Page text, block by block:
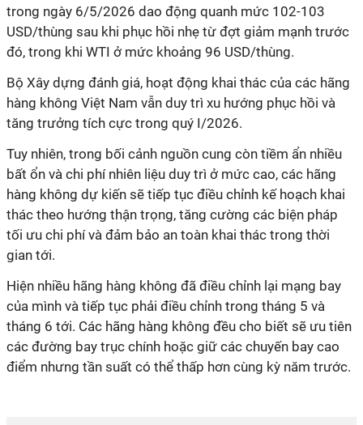
trong ngày 6/5/2026 dao động quanh mức 102-103
USD/thùng sau khi phục hồi nhẹ từ đợt giảm mạnh trước
đó, trong khi WTI ở mức khoảng 96 USD/thùng.
Bộ Xây dựng đánh giá, hoạt động khai thác của các hãng
hàng không Việt Nam vẫn duy trì xu hướng phục hồi và
tăng trưởng tích cực trong quý I/2026.
Tuy nhiên, trong bối cảnh nguồn cung còn tiềm ẩn nhiều
bất ổn và chi phí nhiên liệu duy trì ở mức cao, các hãng
hàng không dự kiến sẽ tiếp tục điều chỉnh kế hoạch khai
thác theo hướng thận trọng, tăng cường các biện pháp
tối ưu chi phí và đảm bảo an toàn khai thác trong thời
gian tới.
Hiện nhiều hãng hàng không đã điều chỉnh lại mạng bay
của mình và tiếp tục phải điều chỉnh trong tháng 5 và
tháng 6 tới. Các hãng hàng không đều cho biết sẽ ưu tiên
các đường bay trục chính hoặc giữ các chuyến bay cao
điểm nhưng tần suất có thể thấp hơn cùng kỳ năm trước.